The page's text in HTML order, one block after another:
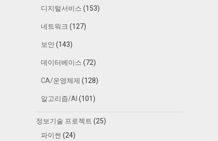
디지털서비스 (153)
네트워크 (127)
보안(143)
데이터베이스 (72)
CA/운영체제 (128)
알고리즘/AI (101)
정보기술 프로젝트 (25)
파이썬 (24)